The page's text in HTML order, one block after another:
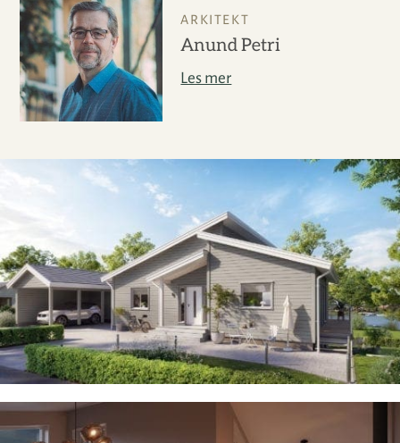
ARKITEKT
Anund Petri
Les mer